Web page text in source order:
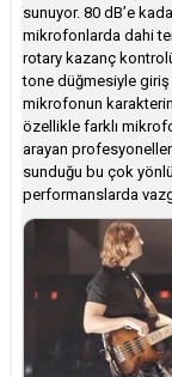
sunuyor. 80 dB’e
mikrofonlarda dahi
rotary kazanç
tone düğmesiyle giriş
mikrofonun
özellikle farklı
arayan profesyoneller
sunduğu bu çok
performanslarda